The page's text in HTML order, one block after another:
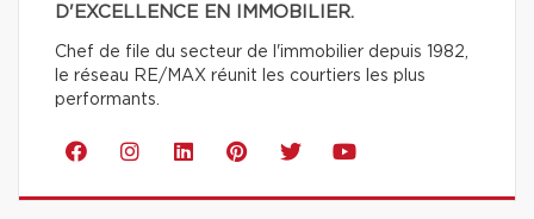
D'EXCELLENCE EN IMMOBILIER.
Chef de file du secteur de l'immobilier depuis 1982,
le réseau RE/MAX réunit les courtiers les plus
performants.